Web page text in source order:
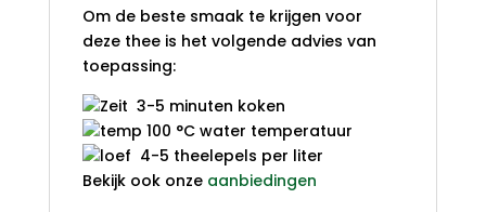
Om de beste smaak te krijgen voor
deze thee is het volgende advies van
toepassing:
3-5 minuten koken
100 °C water temperatuur
4-5 theelepels per liter
Bekijk ook onze aanbiedingen